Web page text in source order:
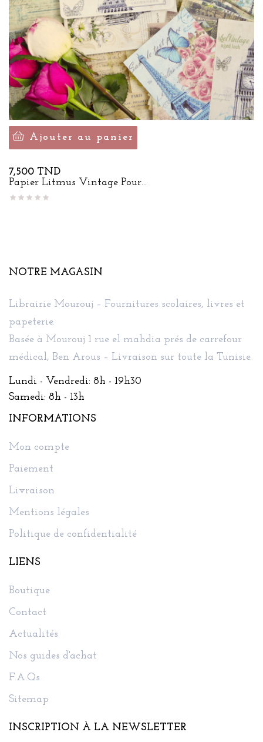
Ajouter au panier
Prix
7,500 TND
Papier Litmus Vintage Pour...
NOTRE MAGASIN
Librairie Mourouj – Fournitures scolaires, livres et
papeterie.
Basée à Mourouj 1 rue el mahdia prés de carrefour
médical, Ben Arous – Livraison sur toute la Tunisie.
Lundi - Vendredi: 8h - 19h30
Samedi: 8h - 13h
INFORMATIONS
Mon compte
Paiement
Livraison
Mentions légales
Politique de confidentialité
LIENS
Boutique
Contact
Actualités
Nos guides d'achat
F.A.Qs
Sitemap
INSCRIPTION À LA NEWSLETTER